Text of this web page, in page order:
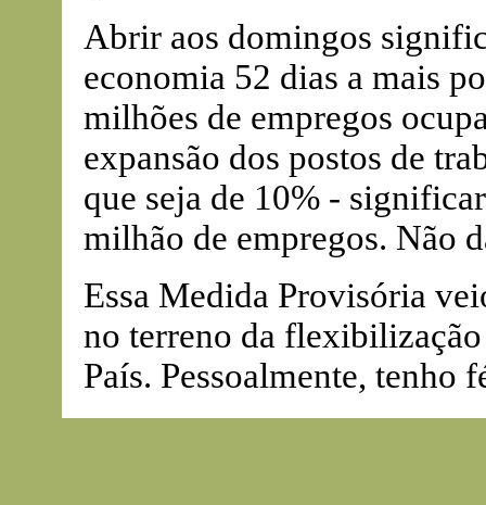
Abrir aos domingos
economia 52 dias a mais
milhões de empregos
expansão dos postos de
que seja de 10% -
milhão de empregos. Não
Essa Medida Provisória
no terreno da
País. Pessoalmente, tenho